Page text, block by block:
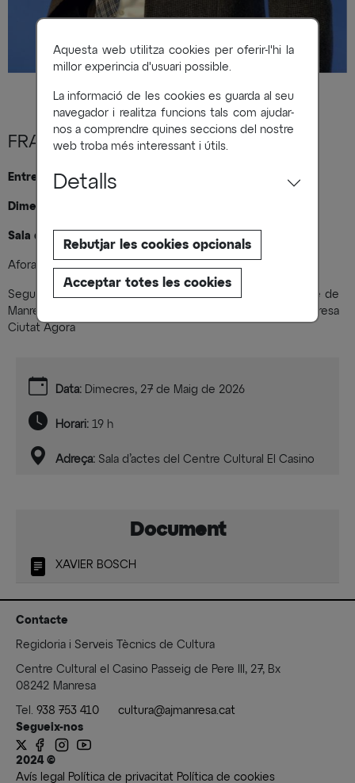
Aquesta web utilitza cookies per oferir-l'hi la
millor experincia d'usuari possible.
La informació de les cookies es guarda al seu
navegador i realitza funcions tals com ajudar-
nos a comprendre quines seccions del nostre
web troba més interessant i útils.
Detalls
Rebutjar les cookies opcionals
Acceptar totes les cookies
FRANCESC MAURI DOMÈNECH
Entrevistat per Héctor Aranda
Dimecres 24 de setembre a les 19 h
Sala d’actes del Centre Cultural El Casino
Aforament limitat.
Seguiu l’acte en directe per streaming al canal de youtube de
Manresa Cultura o posteriorment en la plataforma Manresa
Ciutat Àgora
Data: Dimecres, 27 de Maig de 2026
Horari: 19 h
Adreça: Sala d’actes del Centre Cultural El Casino
Document
XAVIER BOSCH
Contacte
Regidoria i Serveis Tècnics de Cultura
Centre Cultural el Casino Passeig de Pere III, 27, Bx
08242 Manresa
Tel. 938 753 410
cultura@ajmanresa.cat
Segueix-nos
2024 ©
Avís legal
Política de privacitat Política de cookies